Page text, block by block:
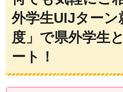
外学生UIJターン
度」で県外学生
ート！